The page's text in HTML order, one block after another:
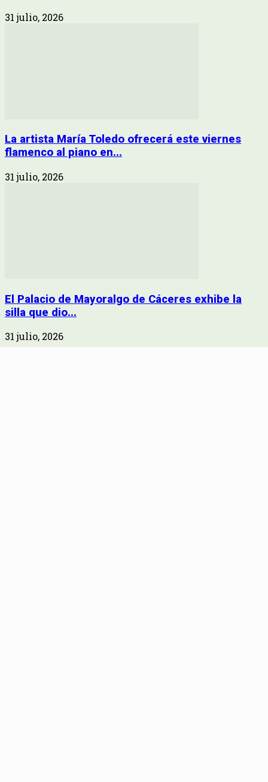
31 julio, 2026
La artista María Toledo ofrecerá este viernes
flamenco al piano en...
31 julio, 2026
El Palacio de Mayoralgo de Cáceres exhibe la
silla que dio...
31 julio, 2026